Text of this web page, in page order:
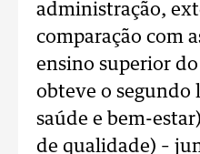
administração,
comparação com
ensino superior do
obteve o segundo
saúde e bem-
de qualidade) –